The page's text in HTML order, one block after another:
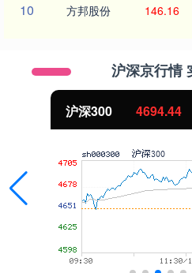
10 方邦股份 146.16
沪深京行情
沪深300 4694.44